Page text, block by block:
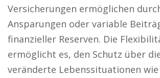
Versicherungen ermöglichen
Ansparungen oder variable
finanzieller Reserven. Die
ermöglicht es, den Schutz über
veränderte Lebenssituationen